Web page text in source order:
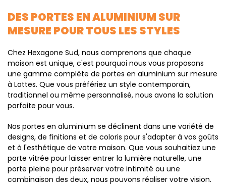
DES PORTES EN ALUMINIUM SUR
MESURE POUR TOUS LES STYLES
Chez Hexagone Sud, nous comprenons que chaque
maison est unique, c'est pourquoi nous vous proposons
une gamme complète de portes en aluminium sur mesure
à Lattes. Que vous préfériez un style contemporain,
traditionnel ou même personnalisé, nous avons la solution
parfaite pour vous.
Nos portes en aluminium se déclinent dans une variété de
designs, de finitions et de coloris pour s'adapter à vos goûts
et à l'esthétique de votre maison. Que vous souhaitiez une
porte vitrée pour laisser entrer la lumière naturelle, une
porte pleine pour préserver votre intimité ou une
combinaison des deux, nous pouvons réaliser votre vision.